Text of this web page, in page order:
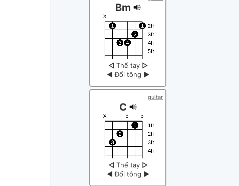
Bm
◁ Thế tay ▷
◀ Đổi tông ▶
guitar
C
◁ Thế tay ▷
◀ Đổi tông ▶